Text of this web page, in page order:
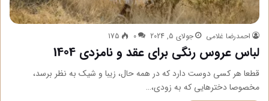
احمدرضا غلامی جولای 5, 2024 0
175
لباس عروس رنگی برای عقد و نامزدی 1404
قطعا هر کسی دوست دارد که در همه حال، زیبا و شیک به نظر برسد،
مخصوصا دخترهایی که به زودی،…